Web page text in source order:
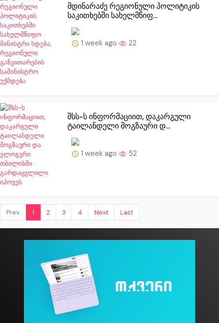
მდინარაძე რეგიონული პოლიტიკის
საკითხებში სახელმწიფ...
1 week ago 22
შსს-ს ინფორმაციით, დაკარგული
ტაილანდელი მოგზაური დ...
1 week ago 52
Prev. 1 2 3 4 Next Last